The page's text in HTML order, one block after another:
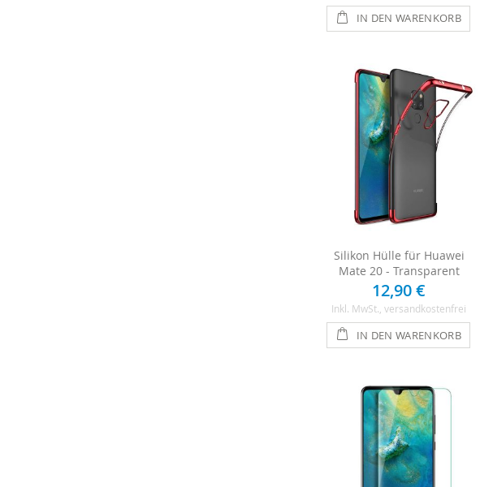
IN DEN WARENKORB
Silikon Hülle für Huawei
Mate 20 - Transparent
12,90 €
Inkl. MwSt., versandkostenfrei
IN DEN WARENKORB